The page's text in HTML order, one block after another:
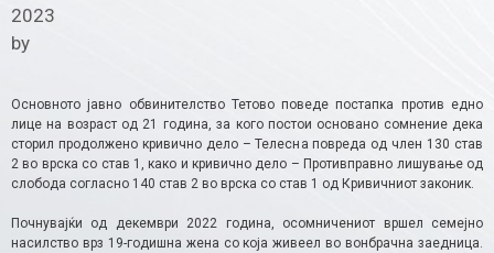
2023
by
Основното јавно обвинителство Тетово поведе постапка против едно
лице на возраст од 21 година, за кого постои основано сомнение дека
сторил продолжено кривично дело – Телесна повреда од член 130 став
2 во врска со став 1, како и кривично дело – Противправно лишување од
слобода согласно 140 став 2 во врска со став 1 од Кривичниот законик.
Почнувајќи од декември 2022 година, осомничениот вршел семејно
насилство врз 19-годишна жена со која живеел во вонбрачна заедница.